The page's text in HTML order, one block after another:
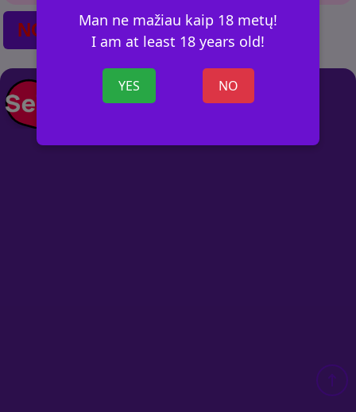
Man ne mažiau kaip 18 metų!
I am at least 18 years old!
YES NO
NO POSTS FOUND
+ SKELBIMĄ